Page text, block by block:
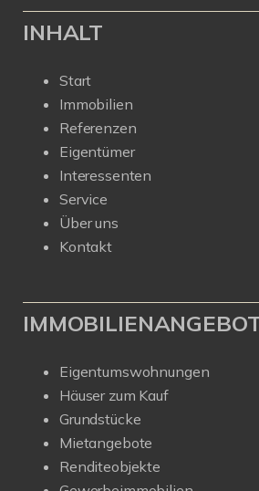
INHALT
Start
Immobilien
Referenzen
Eigentümer
Interessenten
Service
Über uns
Kontakt
Eigentumswohnungen
Häuser zum Kauf
Grundstücke
Mietangebote
Renditeobjekte